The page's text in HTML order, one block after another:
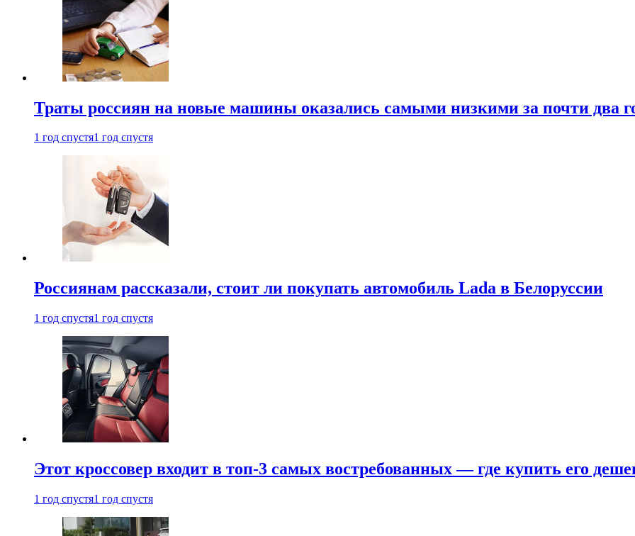
Траты россиян на новые машины оказались самыми низкими за почти два
1 год спустя1 год спустя
Россиянам рассказали, стоит ли покупать автомобиль Lada в Белоруссии
1 год спустя1 год спустя
Этот кроссовер входит в топ-3 самых востребованных — где купить его
1 год спустя1 год спустя